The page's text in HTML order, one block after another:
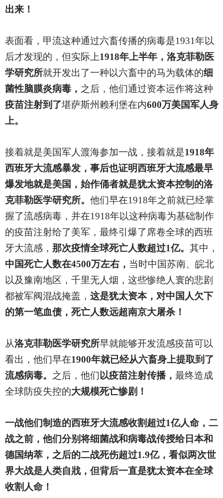
出来！
表面看，甲流这种通过六畜传播的病毒是1931年以
后才发现的，但实际上1918年上半年，洛克菲勒医
学研究所就开发出了一种以六畜中的马为载体的细
菌性脑膜炎病毒， 之后，他们通过资本运作将这种
疫苗注射到了堪萨斯州赖利堡在内600万美国军人身
上。
接着就是美国军人渡海参加一战，接着就是1918年
西班牙大流感暴发，事后也证明西班牙大流感最早
爆发地就是美国，始作俑者就是犹太资本控制的洛
克菲勒医学研究所。 他们早在1918年之前就已经掌
握了流感病毒，并在1918年以这种病毒为基础制作
的疫苗注射给了美军，最终引爆了席卷全球的西班
牙大流感， 那次疫情全球死亡人数超过1亿。 其中，
中国死亡人数在4500万左右， 当时中国苏南、皖北
以及豫南地区，千里无人烟，这些惨绝人寰的悲剧
都被军阀混战掩盖， 这是犹太资本，对中国人欠下
的第一笔血债，死亡人数远超南京大屠杀！
从洛克菲勒医学研究所早就能够开发流感疫苗可以
看出，他们早在1900年就已经从六畜身上提取到了
流感病毒。
之后，他们 以疫苗注射传播， 最终造成
全球防疫失控的大规模死亡惨剧！
一战他们制造的西班牙大流感收割超过1亿人命，二
战之前，他们分别将细菌战和病毒战传授给日本和
德国纳萃，之后的二战死伤超过1.9亿，看似两次世
界大战是人类自戕，但背后一直是犹太资本在全球
收割人命！